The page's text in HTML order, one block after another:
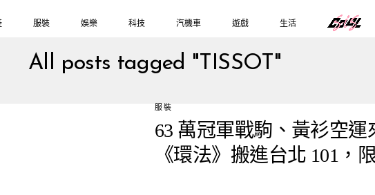
服裝 娛樂 科技 汽機車 遊戲 生活
All posts tagged "TISSOT"
服裝
63 萬冠軍戰駒、黃衫空運
《環法》搬進台北 101，